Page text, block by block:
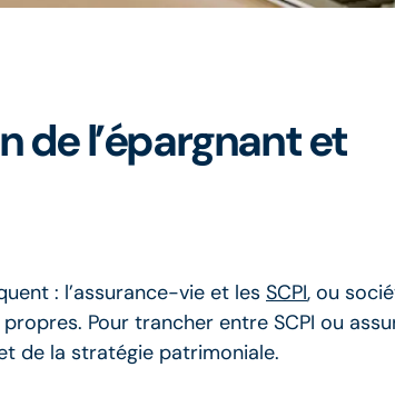
de l’épargnant et
: l’assurance-vie et les SCPI, ou
Pour trancher entre SCPI ou
de la stratégie patrimoniale.